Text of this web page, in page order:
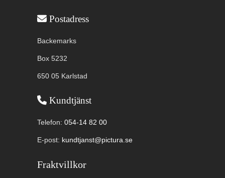
Användbar information
Postadress
Backemarks
Box 5232
650 05 Karlstad
Kundtjänst
Telefon: 054-14 82 00
E-post: kundtjanst@pictura.se
Fraktvillkor